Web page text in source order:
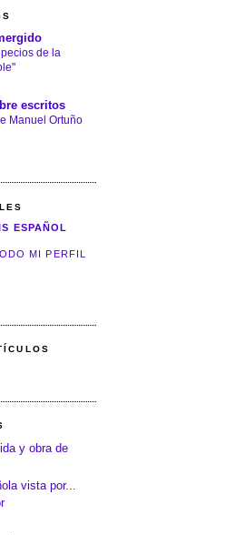
de la
escritos
Manuel Ortuño
ESPAÑOL
MI PERFIL
y obra de
vista por...